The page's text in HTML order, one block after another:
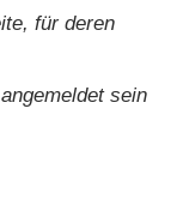
für deren
sein